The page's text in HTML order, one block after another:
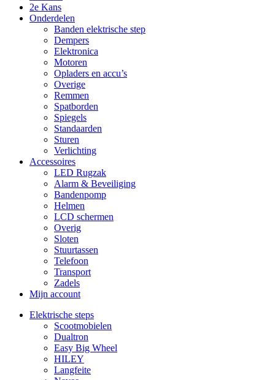
2e Kans
Onderdelen
Banden elektrische step
Dempers
Elektronica
Motoren
Opladers en accu’s
Overige
Remmen
Spatborden
Spiegels
Standaarden
Sturen
Verlichting
Accessoires
LED Rugzak
Alarm & Beveiliging
Bandenpomp
Helmen
LCD schermen
Overig
Sloten
Stuurtassen
Telefoon
Transport
Zadels
Mijn account
Elektrische steps
Scootmobielen
Dualtron
Easy Big Wheel
HILEY
Langfeite